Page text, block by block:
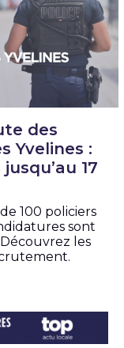
des
Yvelines :
17
100 policiers
sont
les